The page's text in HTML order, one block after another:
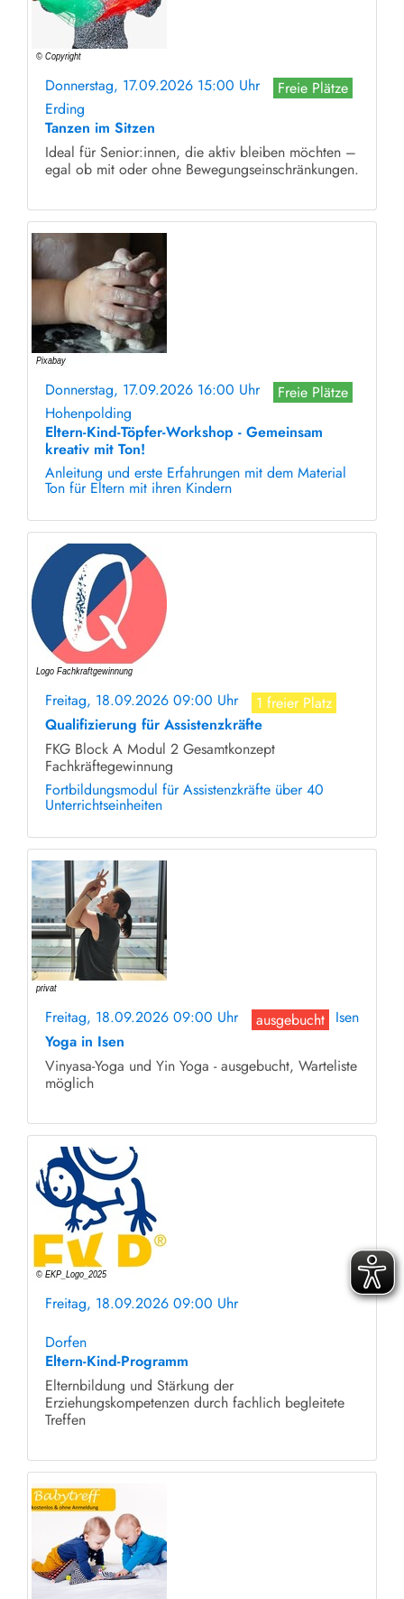
Donnerstag, 17.09.2026 15:00 Uhr
Freie Plätze
Erding
Tanzen im Sitzen
Ideal für Senior:innen, die aktiv bleiben möchten –
egal ob mit oder ohne Bewegungseinschränkungen.
Donnerstag, 17.09.2026 16:00 Uhr
Freie Plätze
Hohenpolding
Eltern-Kind-Töpfer-Workshop - Gemeinsam
kreativ mit Ton!
Anleitung und erste Erfahrungen mit dem Material
Ton für Eltern mit ihren Kindern
Freitag, 18.09.2026 09:00 Uhr
1 freier Platz
Qualifizierung für Assistenzkräfte
FKG Block A Modul 2 Gesamtkonzept
Fachkräftegewinnung
Fortbildungsmodul für Assistenzkräfte über 40
Unterrichtseinheiten
Freitag, 18.09.2026 09:00 Uhr ausgebucht Isen
Yoga in Isen
Vinyasa-Yoga und Yin Yoga - ausgebucht, Warteliste
möglich
Freitag, 18.09.2026 09:00 Uhr
Dorfen
Eltern-Kind-Programm
Elternbildung und Stärkung der
Erziehungskompetenzen durch fachlich begleitete
Treffen